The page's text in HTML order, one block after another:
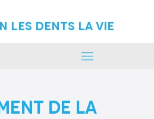
Les Dents La vie
de la